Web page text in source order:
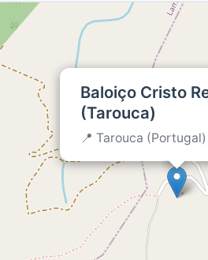
Baloiço Cristo
(Tarouca)
📍 Tarouca (Portugal)